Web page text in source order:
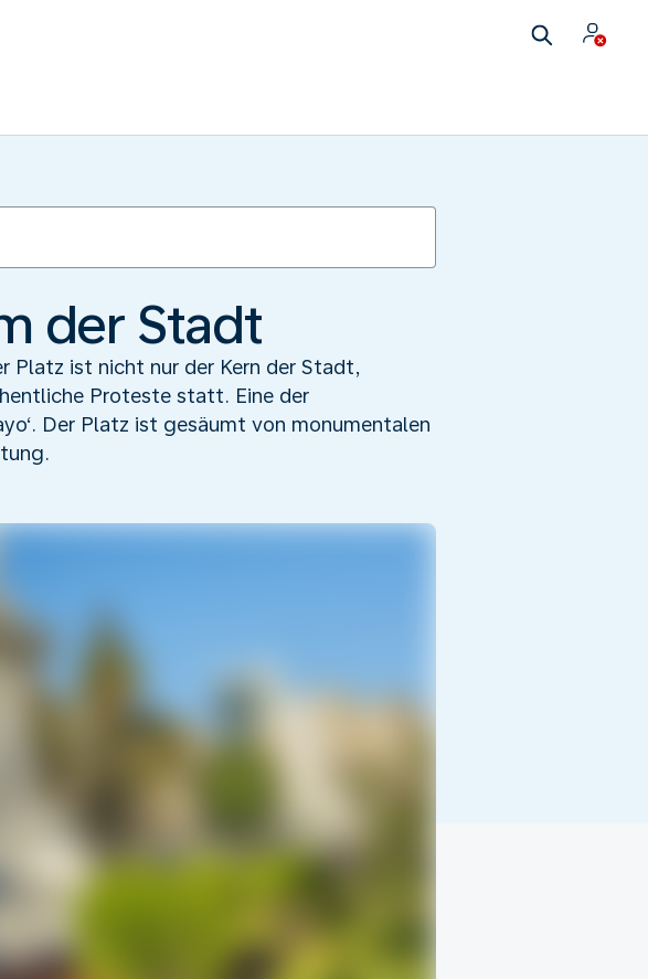
der Stadt
Platz ist nicht nur der Kern der Stadt,
Proteste statt. Eine der
Der Platz ist gesäumt von monumentalen